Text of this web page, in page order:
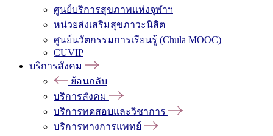
ศูนย์บริการสุขภาพแห่งจุฬาฯ
หน่วยส่งเสริมสุขภาวะนิสิต
ศูนย์นวัตกรรมการเรียนรู้ (Chula MOOC)
CUVIP
บริการสังคม
ย้อนกลับ
บริการสังคม
บริการทดสอบและวิชาการ
บริการทางการแพทย์